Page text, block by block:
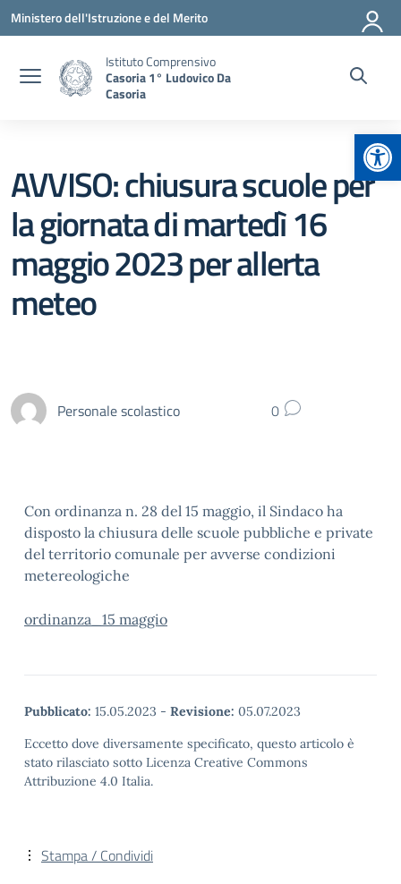
Vai ai contenuti
Vai al menu di navigazione
Vai al footer
Ministero dell'Istruzione e del Merito
Istituto Comprensivo
Casoria 1° Ludovico Da
Casoria
AVVISO: chiusura scuole per
la giornata di martedì 16
maggio 2023 per allerta
meteo
Personale scolastico 0
Con ordinanza n. 28 del 15 maggio, il Sindaco ha
disposto la chiusura delle scuole pubbliche e private
del territorio comunale per avverse condizioni
metereologiche
ordinanza_15 maggio
Pubblicato: 15.05.2023 - Revisione: 05.07.2023
Eccetto dove diversamente specificato, questo articolo è
stato rilasciato sotto Licenza Creative Commons
Attribuzione 4.0 Italia.
Stampa / Condividi